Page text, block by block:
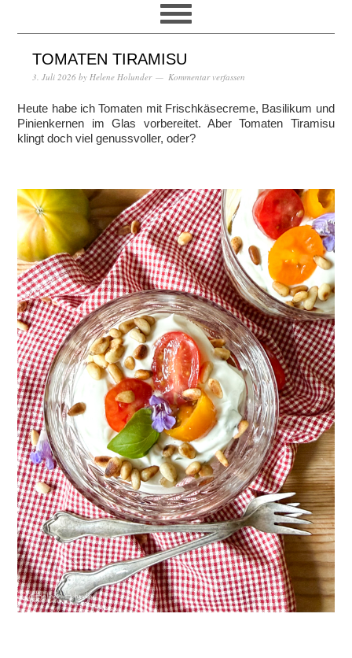
TOMATEN TIRAMISU
3. Juli 2026 by Helene Holunder Kommentar verfassen
Heute habe ich Tomaten mit Frischkäsecreme, Basilikum und
Pinienkernen im Glas vorbereitet. Aber Tomaten Tiramisu
klingt doch viel genussvoller, oder?